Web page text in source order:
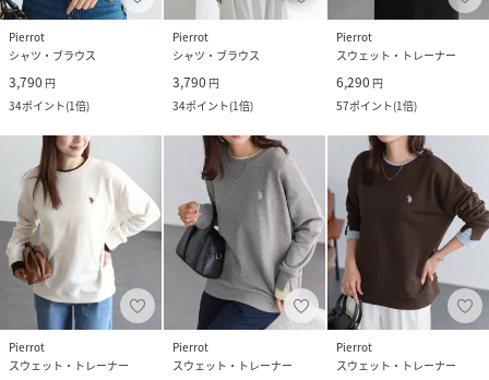
Pierrot
シャツ・ブラウス
3,790 円
34ポイント(1倍)
Pierrot
シャツ・ブラウス
3,790 円
34ポイント(1倍)
Pierrot
スウェット・トレーナー
6,290 円
57ポイント(1倍)
Pierrot
スウェット・トレーナー
Pierrot
スウェット・トレーナー
Pierrot
スウェット・トレーナー